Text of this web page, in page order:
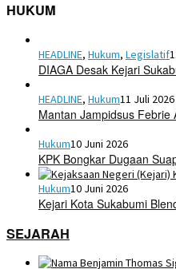
HUKUM
HEADLINE, Hukum, Legislatif
DIAGA Desak Kejari
HEADLINE, Hukum11 Juli 2026
Mantan Jampidsus
Hukum10 Juni 2026
KPK Bongkar Dugaan
Hukum10 Juni 2026
Kejari Kota Sukabumi
SEJARAH